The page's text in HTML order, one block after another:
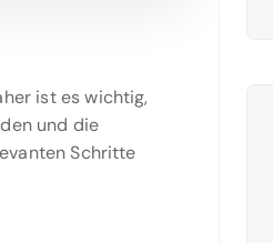
ist es wichtig,
und die
Schritte